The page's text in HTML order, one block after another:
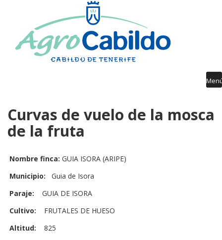
Curvas de vuelo de la mosca
de la fruta
Nombre finca: GUIA ISORA (ARIPE)
Municipio:
Guia de Isora
Paraje:
GUIA DE ISORA
Cultivo:
FRUTALES DE HUESO
Altitud:
825
AGROCABILDO
RIEGO
AGROMETEOROLOGÍA
PUBLICACIONES
GUÍA SERVICIOS